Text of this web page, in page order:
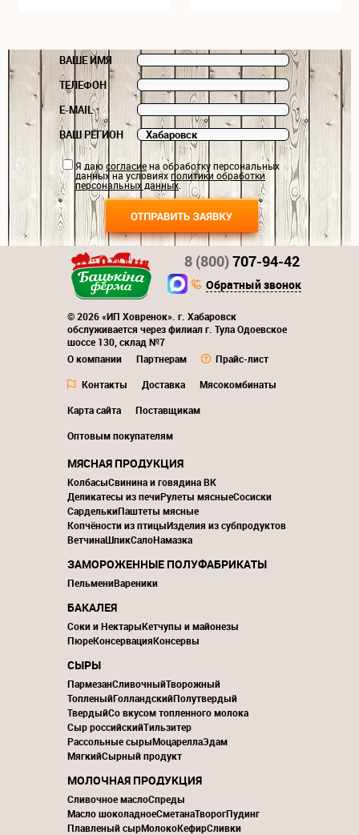
ВАШЕ ИМЯ
ТЕЛЕФОН
E-MAIL
ВАШ РЕГИОН
Я даюсогласиена обработку персональных
данных на условияхполитики обработки
персональных данных.
© 2026 «ИП Ховренок». г. Хабаровск
обслуживается через филиал г. Тула Одоевское
шоссе 130, склад №7
О компании
Партнерам
Прайс-лист
Контакты
Доставка
Мясокомбинаты
Карта сайта
Поставщикам
Оптовым покупателям
8 (800)707-94-42
Обратный звонок
МЯСНАЯ ПРОДУКЦИЯ
КолбасыСвинина и говядина ВК
Деликатесы из печиРулеты мясныеСосиски
СарделькиПаштеты мясные
Копчёности из птицыИзделия из субпродуктов
ВетчинаШпикСалоНамазка
ЗАМОРОЖЕННЫЕ ПОЛУФАБРИКАТЫ
ПельмениВареники
БАКАЛЕЯ
Соки и НектарыКетчупы и майонезы
ПюреКонсервацияКонсервы
СЫРЫ
ПармезанСливочныйТворожный
ТопленыйГолландскийПолутвердый
ТвердыйСо вкусом топленного молока
Сыр российскийТильзитер
Рассольные сырыМоцареллаЭдам
МягкийСырный продукт
МОЛОЧНАЯ ПРОДУКЦИЯ
Сливочное маслоСпреды
Масло шоколадноеСметанаТворогПудинг
Плавленый сырМолокоКефирСливки